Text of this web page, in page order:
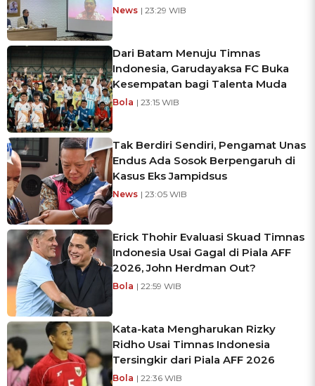
News | 23:29 WIB
Dari Batam Menuju Timnas
Indonesia, Garudayaksa FC Buka
Kesempatan bagi Talenta Muda
Bola | 23:15 WIB
Tak Berdiri Sendiri, Pengamat Unas
Endus Ada Sosok Berpengaruh di
Kasus Eks Jampidsus
News | 23:05 WIB
Erick Thohir Evaluasi Skuad Timnas
Indonesia Usai Gagal di Piala AFF
2026, John Herdman Out?
Bola | 22:59 WIB
Kata-kata Mengharukan Rizky
Ridho Usai Timnas Indonesia
Tersingkir dari Piala AFF 2026
Bola | 22:36 WIB